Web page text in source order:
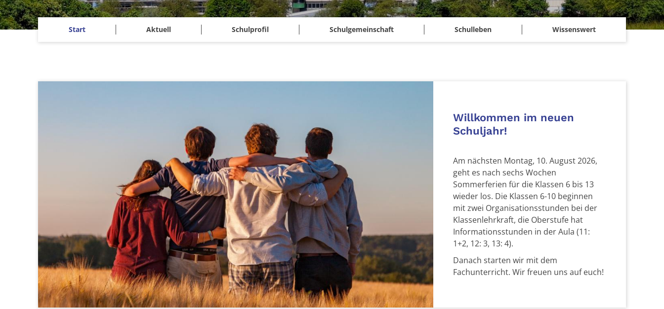
Start Aktuell Schulprofil Schulgemeinschaft Schulleben Wissenswert
Willkommen im neuen
Schuljahr!
Am nächsten Montag, 10. August 2026,
geht es nach sechs Wochen
Sommerferien für die Klassen 6 bis 13
wieder los. Die Klassen 6-10 beginnen
mit zwei Organisationsstunden bei der
Klassenlehrkraft, die Oberstufe hat
Informationsstunden in der Aula (11:
1+2, 12: 3, 13: 4).
Danach starten wir mit dem
Fachunterricht. Wir freuen uns auf euch!